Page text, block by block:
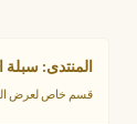
المنتدى: سبلة
قسم خاص لعرض